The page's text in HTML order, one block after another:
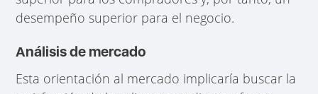
desempeño superior para el negocio.
Análisis de mercado
Esta orientación al mercado implicaría buscar la